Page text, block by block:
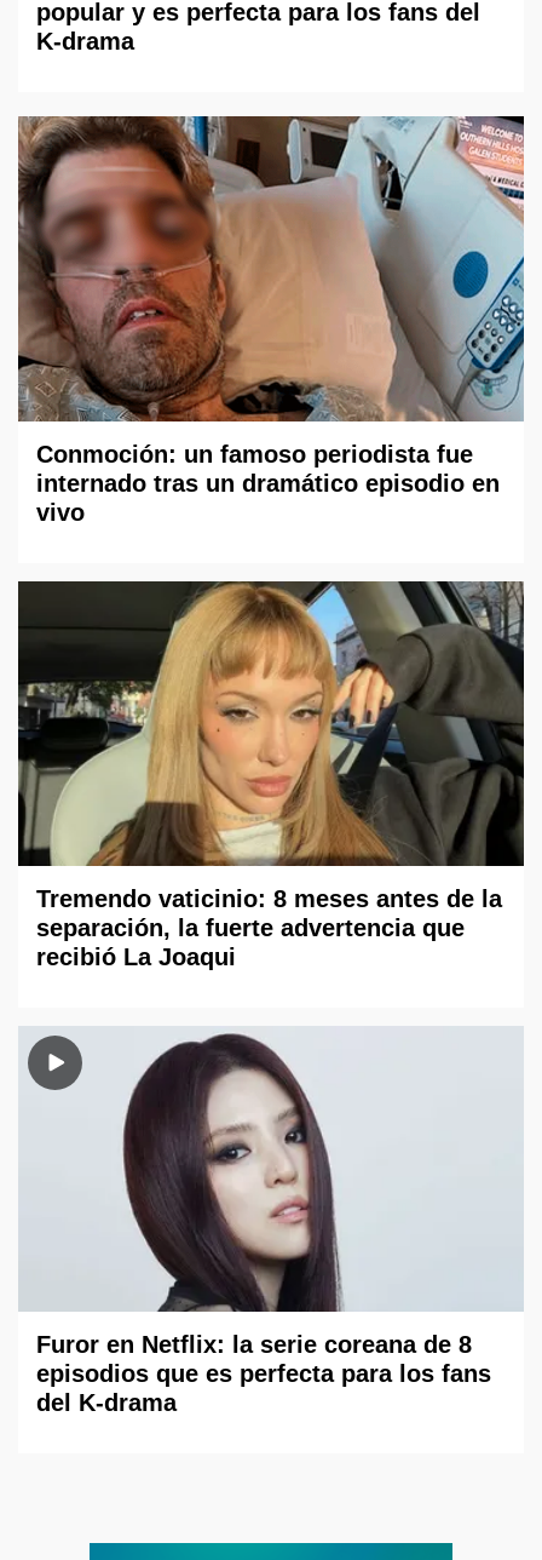
popular y es perfecta para los fans del
K-drama
Conmoción: un famoso periodista fue
internado tras un dramático episodio en
vivo
Tremendo vaticinio: 8 meses antes de la
separación, la fuerte advertencia que
recibió La Joaqui
Furor en Netflix: la serie coreana de 8
episodios que es perfecta para los fans
del K-drama